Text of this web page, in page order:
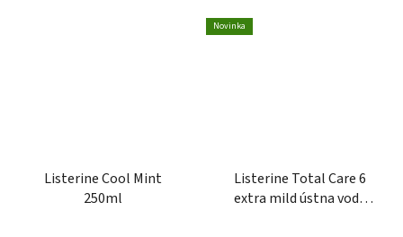
Listerine Cool Mint
250ml
Novinka
Listerine Total Care 6
extra mild ústna voda